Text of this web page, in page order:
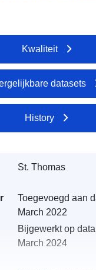
Kwaliteit
datasets
History
St. Thomas
Toegevoegd aan
March 2022
Bijgewerkt op
March 2024